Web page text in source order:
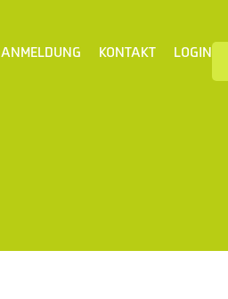
ANMELDUNG KONTAKT LOGIN